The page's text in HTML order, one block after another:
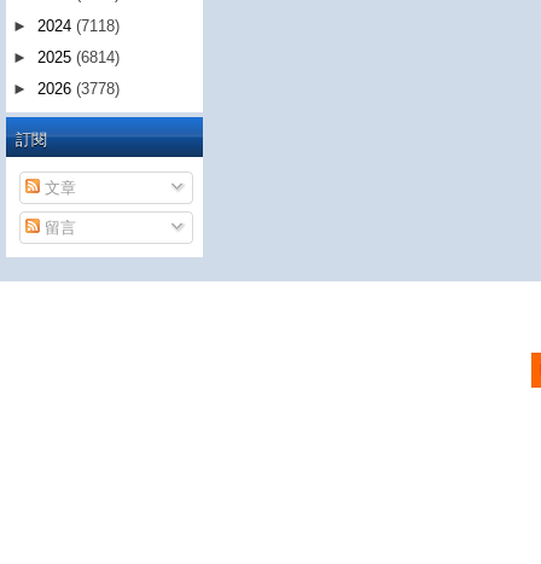
► 2024 (7118)
► 2025 (6814)
► 2026 (3778)
訂閱
文章
留言